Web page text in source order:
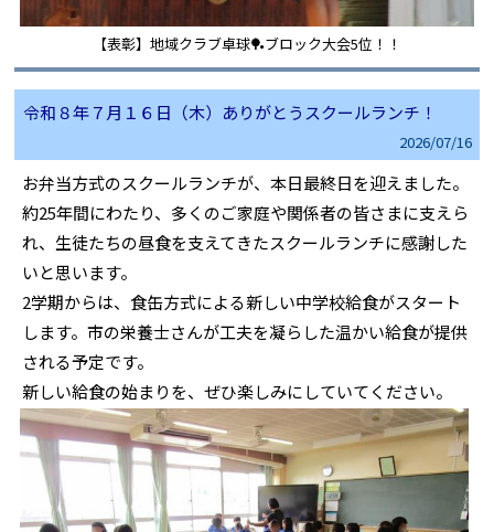
【表彰】地域クラブ卓球🏓ブロック大会5位！！
令和８年７月１６日（木）ありがとうスクールランチ！
2026/07/16
お弁当方式のスクールランチが、本日最終日を迎えました。
約25年間にわたり、多くのご家庭や関係者の皆さまに支えら
れ、生徒たちの昼食を支えてきたスクールランチに感謝した
いと思います。
2学期からは、食缶方式による新しい中学校給食がスタート
します。市の栄養士さんが工夫を凝らした温かい給食が提供
される予定です。
新しい給食の始まりを、ぜひ楽しみにしていてください。